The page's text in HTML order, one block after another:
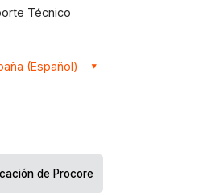
Técnico
(Español)
de Procore